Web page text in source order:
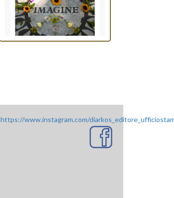
https://www.instagram.com/